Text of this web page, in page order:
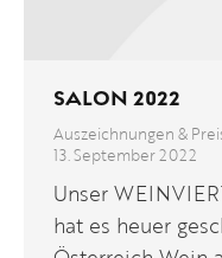
SALON 2022
Auszeichnungen &
13. September 2022
Unser
hat es heuer